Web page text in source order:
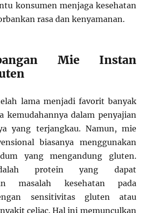
konsumen menjaga kesehatan
rasa dan kenyamanan.
Mie Instan
lama menjadi favorit banyak
kemudahannya dalam penyajian
yang terjangkau. Namun, mie
biasanya menggunakan
yang mengandung gluten.
protein yang dapat
masalah kesehatan pada
sensitivitas gluten atau
celiac. Hal ini memunculkan